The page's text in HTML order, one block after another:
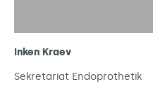
Inken Kraev
Sekretariat Endoprothetik